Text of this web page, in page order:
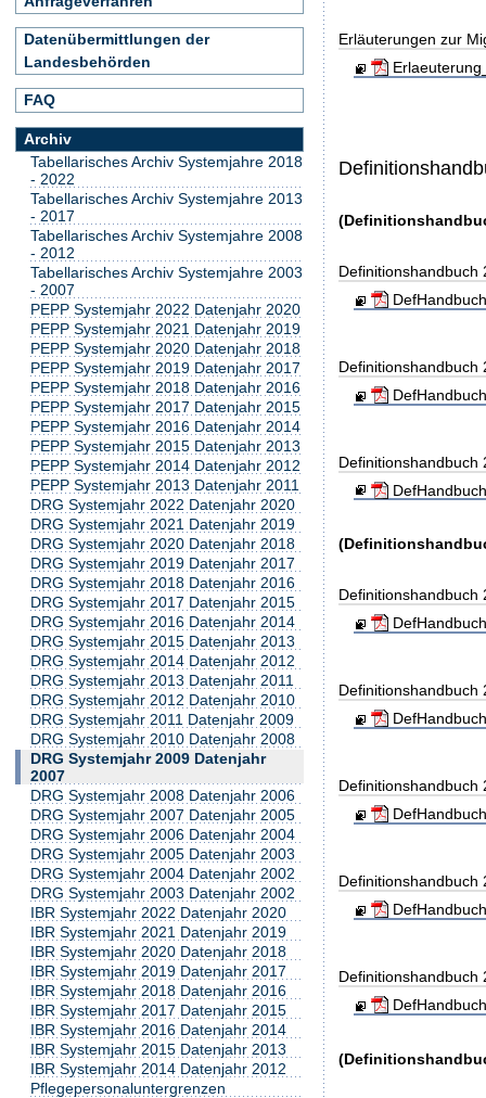
Erläuterungen zur
Definitionshandbuch
Definitionshandbuch
Definitionshandbuch
Definitionshandbuch
Definitionshandbuch
Definitionshandbuch
Definitionshandbuch
Definitionshandbuch
Datenübermittlungen der
Landesbehörden
FAQ
Archiv
Tabellarisches Archiv Systemjahre 2018
- 2022
Tabellarisches Archiv Systemjahre 2013
- 2017
Tabellarisches Archiv Systemjahre 2008
- 2012
Tabellarisches Archiv Systemjahre 2003
- 2007
PEPP Systemjahr 2022 Datenjahr 2020
PEPP Systemjahr 2021 Datenjahr 2019
PEPP Systemjahr 2020 Datenjahr 2018
PEPP Systemjahr 2019 Datenjahr 2017
PEPP Systemjahr 2018 Datenjahr 2016
PEPP Systemjahr 2017 Datenjahr 2015
PEPP Systemjahr 2016 Datenjahr 2014
PEPP Systemjahr 2015 Datenjahr 2013
PEPP Systemjahr 2014 Datenjahr 2012
PEPP Systemjahr 2013 Datenjahr 2011
DRG Systemjahr 2022 Datenjahr 2020
DRG Systemjahr 2021 Datenjahr 2019
DRG Systemjahr 2020 Datenjahr 2018
DRG Systemjahr 2019 Datenjahr 2017
DRG Systemjahr 2018 Datenjahr 2016
DRG Systemjahr 2017 Datenjahr 2015
DRG Systemjahr 2016 Datenjahr 2014
DRG Systemjahr 2015 Datenjahr 2013
DRG Systemjahr 2014 Datenjahr 2012
DRG Systemjahr 2013 Datenjahr 2011
DRG Systemjahr 2012 Datenjahr 2010
DRG Systemjahr 2011 Datenjahr 2009
DRG Systemjahr 2010 Datenjahr 2008
DRG Systemjahr 2009 Datenjahr
2007
DRG Systemjahr 2008 Datenjahr 2006
DRG Systemjahr 2007 Datenjahr 2005
DRG Systemjahr 2006 Datenjahr 2004
DRG Systemjahr 2005 Datenjahr 2003
DRG Systemjahr 2004 Datenjahr 2002
DRG Systemjahr 2003 Datenjahr 2002
IBR Systemjahr 2022 Datenjahr 2020
IBR Systemjahr 2021 Datenjahr 2019
IBR Systemjahr 2020 Datenjahr 2018
IBR Systemjahr 2019 Datenjahr 2017
IBR Systemjahr 2018 Datenjahr 2016
IBR Systemjahr 2017 Datenjahr 2015
IBR Systemjahr 2016 Datenjahr 2014
IBR Systemjahr 2015 Datenjahr 2013
IBR Systemjahr 2014 Datenjahr 2012
Pflegepersonaluntergrenzen